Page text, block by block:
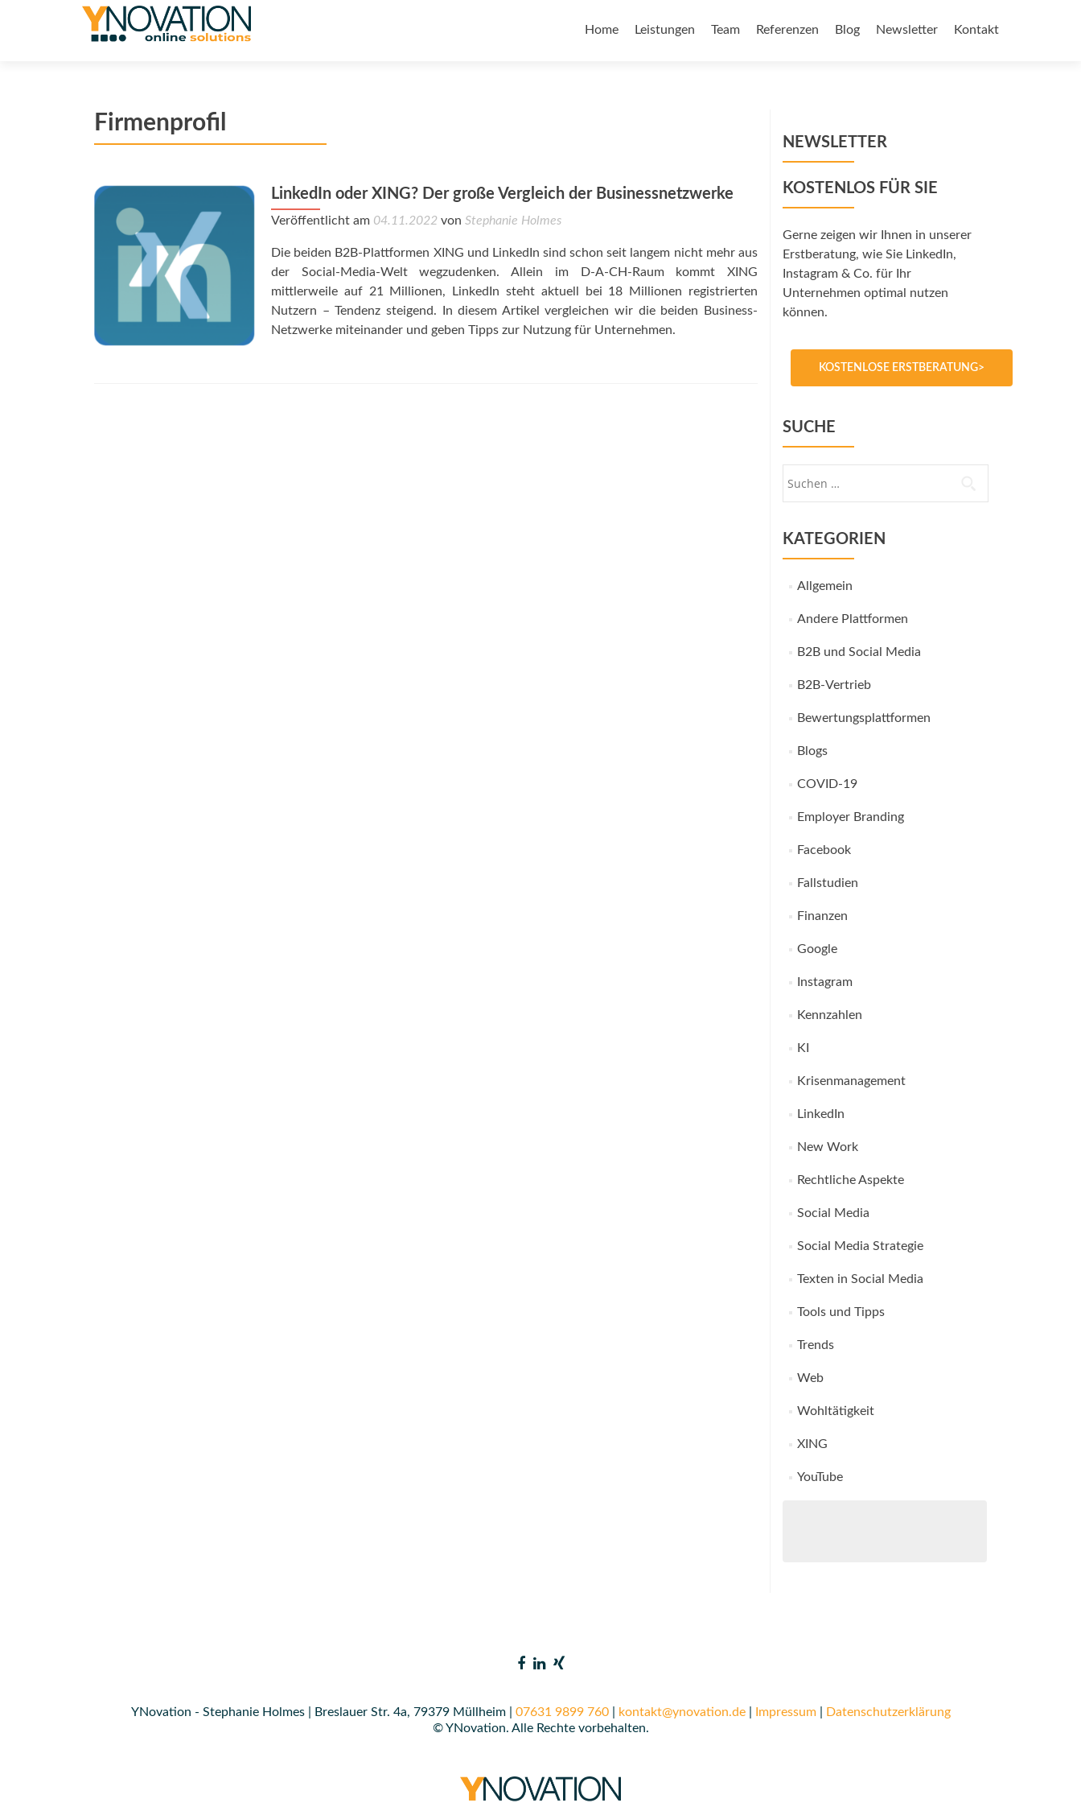
Home Leistungen Team Referenzen Blog Newsletter Kontakt
Firmenprofil
LinkedIn oder XING? Der große Vergleich der Businessnetzwerke
Veröffentlicht am 04.11.2022 von Stephanie Holmes
Die beiden B2B-Plattformen XING und LinkedIn sind schon seit langem nicht mehr aus
der Social-Media-Welt wegzudenken. Allein im D-A-CH-Raum kommt XING
mittlerweile auf 21 Millionen, LinkedIn steht aktuell bei 18 Millionen registrierten
Nutzern – Tendenz steigend. In diesem Artikel vergleichen wir die beiden Business-
Netzwerke miteinander und geben Tipps zur Nutzung für Unternehmen.
NEWSLETTER
KOSTENLOS FÜR SIE
Gerne zeigen wir Ihnen in unserer
Erstberatung, wie Sie LinkedIn,
Instagram & Co. für Ihr
Unternehmen optimal nutzen
können.
KOSTENLOSE ERSTBERATUNG>
SUCHE
KATEGORIEN
Allgemein
Andere Plattformen
B2B und Social Media
B2B-Vertrieb
Bewertungsplattformen
Blogs
COVID-19
Employer Branding
Facebook
Fallstudien
Finanzen
Google
Instagram
Kennzahlen
KI
Krisenmanagement
LinkedIn
New Work
Rechtliche Aspekte
Social Media
Social Media Strategie
Texten in Social Media
Tools und Tipps
Trends
Web
Wohltätigkeit
XING
YouTube
YNovation - Stephanie Holmes | Breslauer Str. 4a, 79379 Müllheim | 07631 9899 760| kontakt@ynovation.de| Impressum|
Datenschutzerklärung
© YNovation. Alle Rechte vorbehalten.